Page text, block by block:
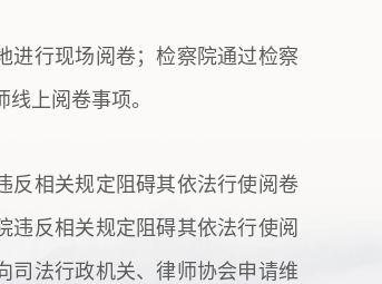
进行现场阅卷；检察院通过检察
上阅卷事项。
反相关规定阻碍其依法行使阅卷
违反相关规定阻碍其依法行使阅
司法行政机关、律师协会申请维